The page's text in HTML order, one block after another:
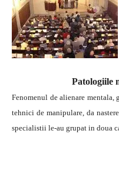
Patologiile
Fenomenul de alienare mentala,
tehnici de manipulare, da
specialistii le-au grupat in doua